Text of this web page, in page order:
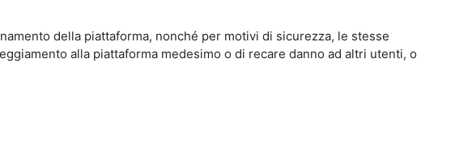
della piattaforma, nonché per motivi di sicurezza, le stesse
alla piattaforma medesimo o di recare danno ad altri utenti, o